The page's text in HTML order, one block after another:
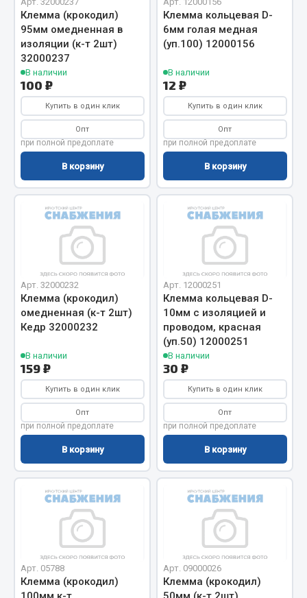
Весь раздел
Автомобильная электрика
Автолампы
Блоки реле и предохранителей
Вилки нагрузочные
Выключатели и переключатели клавишные
Выключатели кнопочные
Выключатель массы
Изолента
Показать ещё
Весь раздел
Запчасти на полуприцепы
Амортизаторы для полуприцепов
Весь раздел
Запчасти КамАЗ
Двигатель
Система питания
Система охлаждения
Сцепление
Коробка передач
Коробка передач ZF
Показать ещё
Клемма (крокодил)
95мм омедненная в
изоляции (к-т 2шт)
32000237
В наличии
100 ₽
Купить в один клик
Опт
при полной предоплате
В корзину
Клемма кольцевая D-
6мм голая медная
(уп.100) 12000156
В наличии
12 ₽
Купить в один клик
Опт
при полной предоплате
В корзину
Арт. 32000232
Клемма (крокодил)
омедненная (к-т 2шт)
Кедр 32000232
В наличии
159 ₽
Купить в один клик
Опт
при полной предоплате
В корзину
Арт. 12000251
Клемма кольцевая D-
10мм с изоляцией и
проводом, красная
(уп.50) 12000251
В наличии
30 ₽
Купить в один клик
Опт
при полной предоплате
В корзину
Арт. 05788
Клемма (крокодил)
Арт. 09000026
Клемма (крокодил)